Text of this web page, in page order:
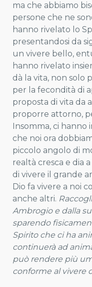
ma che abbiamo
persone che ne
hanno rivelato lo
presentandosi da
un vivere bello,
hanno rivelato
dà la vita, non solo
per la fecondità di
proposta di vita da
proporre attorno,
Insomma, ci hanno
che noi ora
piccolo angolo di
realtà cresca e dia
di vivere il grande
Dio fa vivere a noi
anche altri.
Ambrogio e dalla
sparendo
Spirito che ci ha
continuerà ad
può rendere più
conforme al vivere